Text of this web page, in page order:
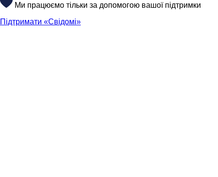
Ми працюємо тільки за допомогою вашої підтримки
Підтримати «Свідомі»